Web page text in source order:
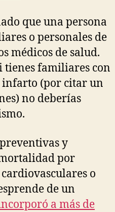
que una persona
o personales de
médicos de salud.
tienes familiares con
infarto (por citar un
no deberías
y
por
o
de un
a más de